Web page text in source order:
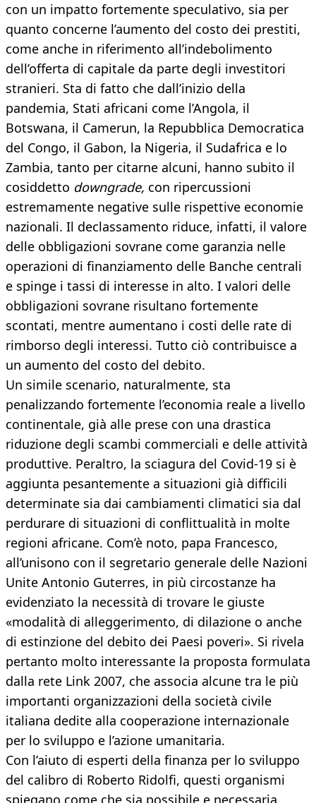
con un impatto fortemente speculativo, sia per
quanto concerne l’aumento del costo dei prestiti,
come anche in riferimento all’indebolimento
dell’offerta di capitale da parte degli investitori
stranieri. Sta di fatto che dall’inizio della
pandemia, Stati africani come l’Angola, il
Botswana, il Camerun, la Repubblica Democratica
del Congo, il Gabon, la Nigeria, il Sudafrica e lo
Zambia, tanto per citarne alcuni, hanno subito il
cosiddetto downgrade, con ripercussioni
estremamente negative sulle rispettive economie
nazionali. Il declassamento riduce, infatti, il valore
delle obbligazioni sovrane come garanzia nelle
operazioni di finanziamento delle Banche centrali
e spinge i tassi di interesse in alto. I valori delle
obbligazioni sovrane risultano fortemente
scontati, mentre aumentano i costi delle rate di
rimborso degli interessi. Tutto ciò contribuisce a
un aumento del costo del debito.
Un simile scenario, naturalmente, sta
penalizzando fortemente l’economia reale a livello
continentale, già alle prese con una drastica
riduzione degli scambi commerciali e delle attività
produttive. Peraltro, la sciagura del Covid-19 si è
aggiunta pesantemente a situazioni già difficili
determinate sia dai cambiamenti climatici sia dal
perdurare di situazioni di conflittualità in molte
regioni africane. Com’è noto, papa Francesco,
all’unisono con il segretario generale delle Nazioni
Unite Antonio Guterres, in più circostanze ha
evidenziato la necessità di trovare le giuste
«modalità di alleggerimento, di dilazione o anche
di estinzione del debito dei Paesi poveri». Si rivela
pertanto molto interessante la proposta formulata
dalla rete Link 2007, che associa alcune tra le più
importanti organizzazioni della società civile
italiana dedite alla cooperazione internazionale
per lo sviluppo e l’azione umanitaria.
Con l’aiuto di esperti della finanza per lo sviluppo
del calibro di Roberto Ridolfi, questi organismi
spiegano come che sia possibile e necessaria